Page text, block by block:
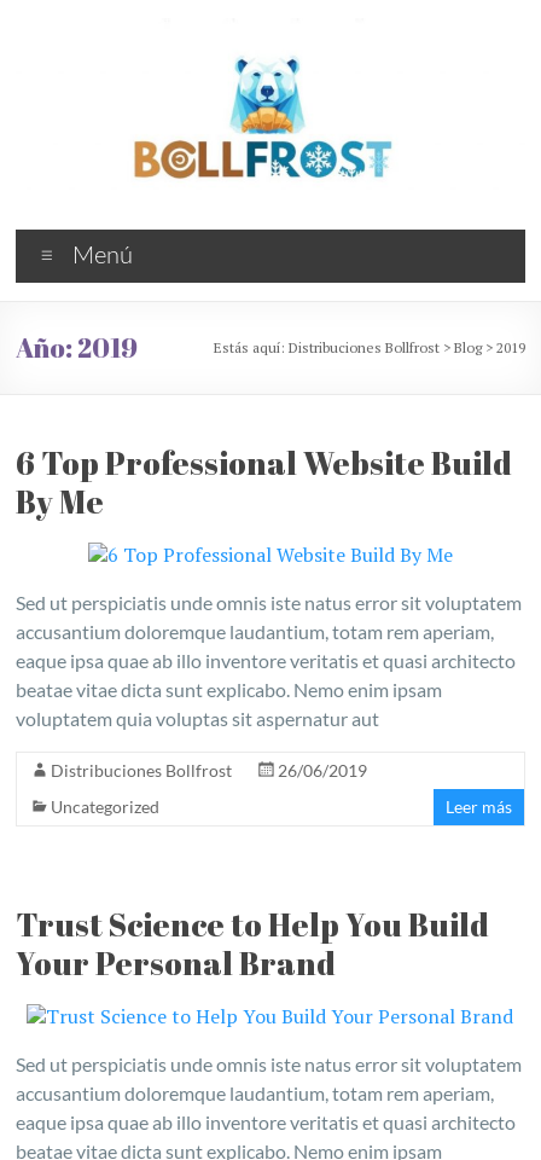
Distribuciones
Bollfrost
Bollería
industrial
Menú
Año:2019 Estás aquí: Distribuciones Bollfrost> Blog> 2019
6 Top Professional Website Build
By Me
Sed ut perspiciatis unde omnis iste natus error sit voluptatem
accusantium doloremque laudantium, totam rem aperiam,
eaque ipsa quae ab illo inventore veritatis et quasi architecto
beatae vitae dicta sunt explicabo. Nemo enim ipsam
voluptatem quia voluptas sit aspernatur aut
Distribuciones Bollfrost
26/06/2019
Uncategorized
Leer más
Trust Science to Help You Build
Your Personal Brand
Sed ut perspiciatis unde omnis iste natus error sit voluptatem
accusantium doloremque laudantium, totam rem aperiam,
eaque ipsa quae ab illo inventore veritatis et quasi architecto
beatae vitae dicta sunt explicabo. Nemo enim ipsam